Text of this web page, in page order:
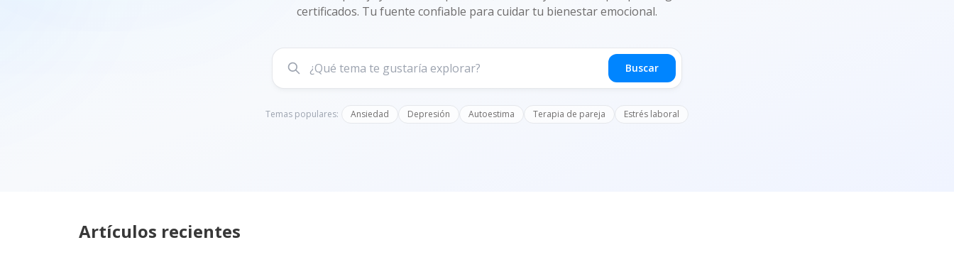
certificados. Tu fuente confiable para cuidar tu bienestar emocional.
Buscar
Temas populares: Ansiedad Depresión Autoestima Terapia de pareja Estrés laboral
Artículos recientes